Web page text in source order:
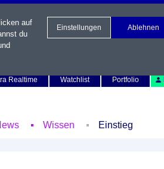
Realtime
Watchlist Portfolio
Wissen Einstieg
auf
du
Einstellungen Ablehnen